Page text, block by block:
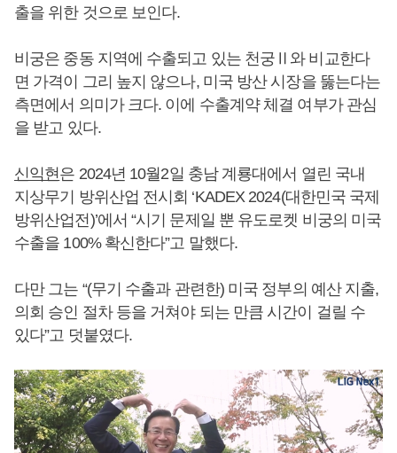
출을 위한 것으로 보인다.
비궁은 중동 지역에 수출되고 있는 천궁Ⅱ와 비교한다
면 가격이 그리 높지 않으나, 미국 방산 시장을 뚫는다는
측면에서 의미가 크다. 이에 수출계약 체결 여부가 관심
을 받고 있다.
신익현은 2024년 10월2일 충남 계룡대에서 열린 국내
지상무기 방위산업 전시회 ‘KADEX 2024(대한민국 국제
방위산업전)’에서 “시기 문제일 뿐 유도로켓 비궁의 미국
수출을 100% 확신한다”고 말했다.
다만 그는 “(무기 수출과 관련한) 미국 정부의 예산 지출,
의회 승인 절차 등을 거쳐야 되는 만큼 시간이 걸릴 수
있다”고 덧붙였다.